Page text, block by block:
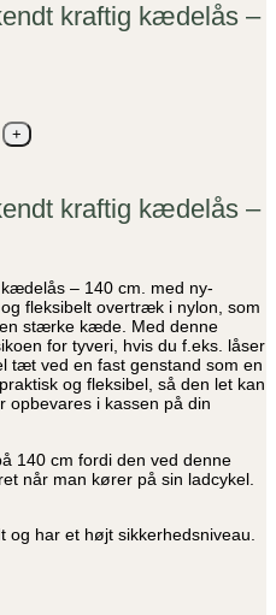
kraftig kædelås –
kraftig kædelås –
– 140 cm. med ny-
fleksibelt overtræk i nylon, som
stærke kæde. Med denne
for tyveri, hvis du f.eks. låser
tæt ved en fast genstand som en
og fleksibel, så den let kan
opbevares i kassen på din
140 cm fordi den ved denne
når man kører på sin ladcykel.
har et højt sikkerhedsniveau.